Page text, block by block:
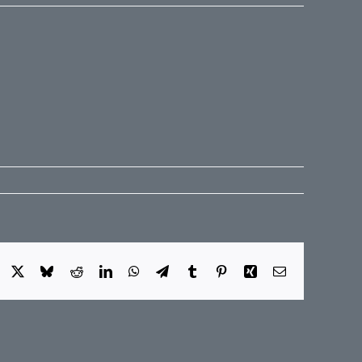
Facebook BlueskyRedditLinkedInWhatsApp
TelegramTumblr PinterestXing E-